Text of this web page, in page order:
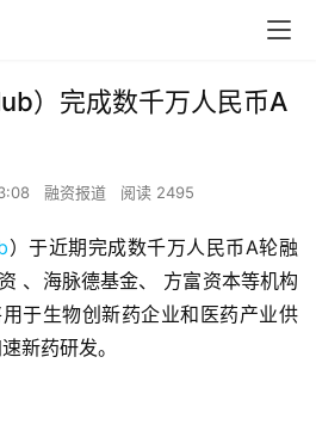
）完成数千万人民币A
融资报道 阅读 2495
）于近期完成数千万人民币A轮融
、海脉德基金、 方富资本等机构
于生物创新药企业和医药产业供
新药研发。